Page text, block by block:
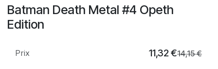
Batman Death Metal #4 Opeth
Edition
Prix 11,32€14,15€